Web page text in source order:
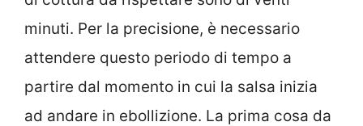
minuti. Per la precisione, è necessario
attendere questo periodo di tempo a
partire dal momento in cui la salsa inizia
ad andare in ebollizione. La prima cosa da